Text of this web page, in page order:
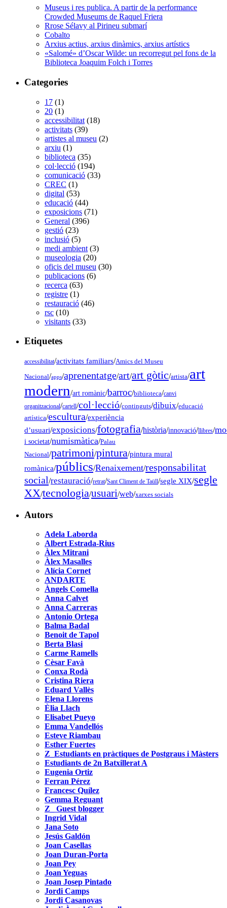
Museus i res publica. A partir de la performance
Crowded Museums de Raquel Friera
Rrose Sélavy al Pirineu submarí
Cobalto
Arxius actius, arxius dinàmics, arxius artístics
«Salomé» d’Oscar Wilde: un recorregut pel fons de la
Biblioteca Joaquim Folch i Torres
Categories
17 (1)
20 (1)
accessibilitat (18)
activitats (39)
artistes al museu (2)
arxiu (1)
biblioteca (35)
col·lecció (194)
comunicació (33)
CREC (1)
digital (53)
educació (44)
exposicions (71)
General (396)
gestió (23)
inclusió (5)
medi ambient (3)
museologia (20)
oficis del museu (30)
publicacions (6)
recerca (63)
registre (1)
restauració (46)
rsc (10)
visitants (33)
Etiquetes
accessibilitat/activitats familiars/Amics del Museu
Nacional/apps/aprenentatge/art/art gòtic/artista/art
modern/art romànic/barroc/biblioteca/canvi
organitzacional/cartell/col·lecció/continguts/dibuix/educació
artística/escultura/experiència
d’usuari/exposicions/fotografia/història/innovació/llibres/
i societat/numismàtica/Palau
Nacional/patrimoni/pintura/pintura mural
romànica/públics/Renaixement/responsabilitat
social/restauració/retrat/Sant Climent de Taüll/segle XIX/segle
XX/tecnologia/usuari/web/xarxes socials
Autors
Adela Laborda
Albert Estrada-Rius
Àlex Mitrani
Àlex Masalles
Alícia Cornet
ANDARTE
Àngels Comella
Anna Calvet
Anna Carreras
Antonio Ortega
Balma Badal
Benoit de Tapol
Berta Blasi
Carme Ramells
Cèsar Favà
Conxa Rodà
Cristina Riera
Eduard Vallès
Elena Llorens
Èlia Llach
Elisabet Pueyo
Emma Vandellós
Esteve Riambau
Esther Fuertes
Z_Estudiants en pràctiques de Postgraus i Màsters
Estudiants de 2n Batxillerat A
Eugenia Ortiz
Ferran Pérez
Francesc Quílez
Gemma Reguant
Z_ Guest blogger
Ingrid Vidal
Jana Soto
Jesús Galdón
Joan Casellas
Joan Duran-Porta
Joan Pey
Joan Yeguas
Joan Josep Pintado
Jordi Camps
Jordi Casanovas